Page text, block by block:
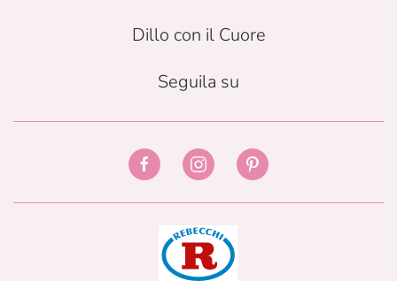
Dillo con il Cuore
Seguila su